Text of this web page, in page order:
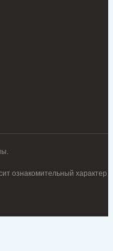
ознакомительный характер